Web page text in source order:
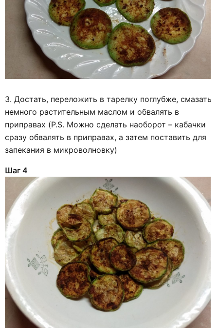
3. Достать, переложить в тарелку поглубже, смазать
немного растительным маслом и обвалять в
приправах (P.S. Можно сделать наоборот – кабачки
сразу обвалять в приправах, а затем поставить для
запекания в микроволновку)
Шаг 4